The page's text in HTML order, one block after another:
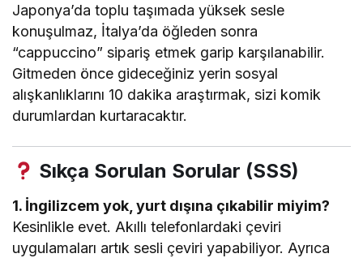
Japonya’da toplu taşımada yüksek sesle
konuşulmaz, İtalya’da öğleden sonra
“cappuccino” sipariş etmek garip karşılanabilir.
Gitmeden önce gideceğiniz yerin sosyal
alışkanlıklarını 10 dakika araştırmak, sizi komik
durumlardan kurtaracaktır.
Sıkça Sorulan Sorular (SSS)
1. İngilizcem yok, yurt dışına çıkabilir miyim?
Kesinlikle evet. Akıllı telefonlardaki çeviri
uygulamaları artık sesli çeviri yapabiliyor. Ayrıca